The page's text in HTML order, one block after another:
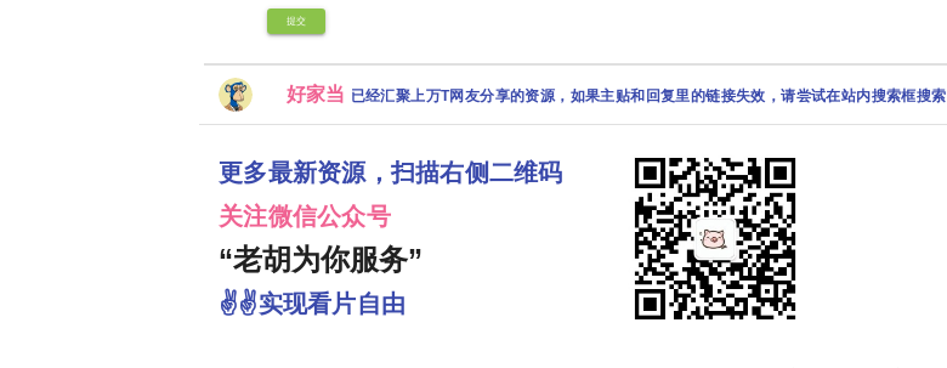
提交
好家当 已经汇聚上万T网友分享的资源，如果主贴和回复里的链接失效，请尝试在站内搜索框搜索
更多最新资源，扫描右侧二维码
关注微信公众号
“老胡为你服务”
✌✌实现看片自由